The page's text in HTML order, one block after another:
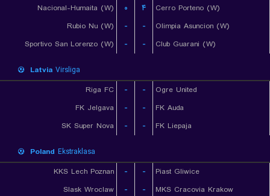
Nacional-Humaita (W)
۰ ۴
Cerro Porteno (W)
Rubio Nu (W)
- -
Olimpia Asuncion (W)
Sportivo San Lorenzo (W)
- - Club Guarani (W)
Latvia Virsliga
Riga FC
- -
Ogre United
FK Jelgava
- -
FK Auda
SK Super Nova
- - FK Liepaja
Poland Ekstraklasa
KKS Lech Poznan
- -
Piast Gliwice
Slask Wroclaw
- -
MKS Cracovia Krakow